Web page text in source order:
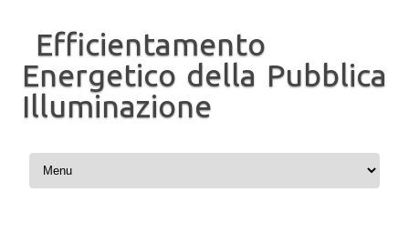
Efficientamento
Energetico della Pubblica
Illuminazione
Vai al contenuto